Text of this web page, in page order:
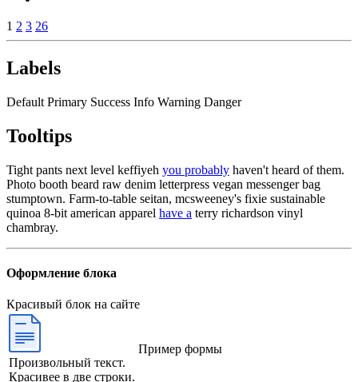
1 2 3 26
Labels
Default Primary Success Info Warning Danger
Tooltips
Tight pants next level keffiyeh you probably haven't heard of them.
Photo booth beard raw denim letterpress vegan messenger bag
stumptown. Farm-to-table seitan, mcsweeney's fixie sustainable
quinoa 8-bit american apparel have a terry richardson vinyl
chambray.
Оформление блока
Красивый блок на сайте
Произвольный текст.
Красивее в две строки.
Пример формы